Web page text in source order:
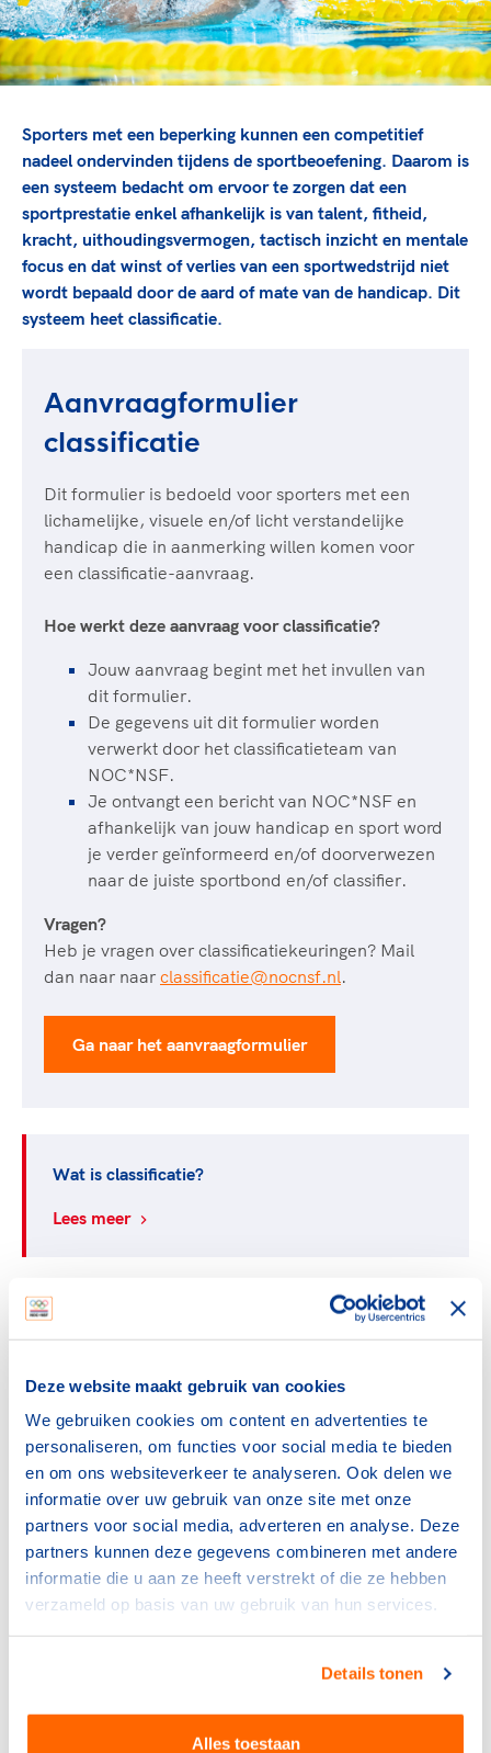
Deze website maakt gebruik van cookies
We gebruiken cookies om content en advertenties te
personaliseren, om functies voor social media te bieden
en om ons websiteverkeer te analyseren. Ook delen we
informatie over uw gebruik van onze site met onze
partners voor social media, adverteren en analyse. Deze
partners kunnen deze gegevens combineren met andere
informatie die u aan ze heeft verstrekt of die ze hebben
verzameld op basis van uw gebruik van hun services.
Details tonen
Alles toestaan
Sportonderzoek
Sportakkoord II
Game Changer
TeamNL kids
Olympische geschiedenis
Nieuwspagina
Columns
Sport gaat niet vanzelf
Sport verenigt. Op sportclubs, pleintjes, tijdens
een rondje fietsen, door samen te skaten of naar
de sportschool te gaan. Door samen te juichen
voor Sifan Hassan, Rico Verhoeven, Diede de
genieten van de karatewedstrijd van je dochter,
hockeywedstrijd van je buurjongen.
Lees verder
Veilige en integere sport
Diversiteit en inclusie
Gezonde sportomgeving
Bekwaam sportkader
Vitale clubs en bestuurlijk kader
Sportmatch
Clubacties
Handboek Wet- en Regelgeving
High5 Stappenplan
Clubondersteuning
Beroepskrachten
sportomgeving
Voor welk gedrag staat de club? Wat mag wel
langs de lijn, in de kleedkamer, kantine en online?
En wat mag vooral niet? Een gedragscode geeft
hier richting aan en is dus een belangrijk
onderdeel van het clubbeleid rondom gewenst en
ongewenst gedrag.
Lees verder
TeamNL Academie Kalender
Kennisaanbod TeamNL Experts
Olympische Spelen LA28
Paralympische Spelen LA28
Europese Spelen Istanbul 2027
Maatschappelijke waarde topsport
Top teamsportcompetities
De TeamNL Academie
De TeamNL Academie biedt een leer- en
ontwikkelprogramma voor de volgende functies
bestuurders, (technisch) directeuren, managers en
toekomstig kader.
Lees verder
Sporters met een beperking kunnen een competitief
nadeel ondervinden tijdens de sportbeoefening. Daarom is
een systeem bedacht om ervoor te zorgen dat een
sportprestatie enkel afhankelijk is van talent, fitheid,
kracht, uithoudingsvermogen, tactisch inzicht en mentale
focus en dat winst of verlies van een sportwedstrijd niet
wordt bepaald door de aard of mate van de handicap. Dit
systeem heet classificatie.
Aanvraagformulier
classificatie
Dit formulier is bedoeld voor sporters met een
lichamelijke, visuele en/of licht verstandelijke
handicap die in aanmerking willen komen voor
een classificatie-aanvraag.
Hoe werkt deze aanvraag voor classificatie?
Jouw aanvraag begint met het invullen van
dit formulier.
De gegevens uit dit formulier worden
verwerkt door het classificatieteam van
NOC*NSF.
Je ontvangt een bericht van NOC*NSF en
afhankelijk van jouw handicap en sport word
je verder geïnformeerd en/of doorverwezen
naar de juiste sportbond en/of classifier.
Vragen?
Heb je vragen over classificatiekeuringen? Mail
dan naar naar classificatie@nocnsf.nl.
Ga naar het aanvraagformulier
Wat is classificatie?
Lees meer
Paralympische Sportwijzer
Download de Paralympische Sportwijzer
International Paralympic
De e-learning van het IPC over classificatie is